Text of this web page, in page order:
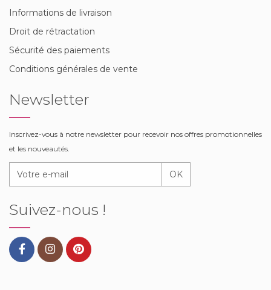
Informations de livraison
Droit de rétractation
Sécurité des paiements
Conditions générales de vente
Newsletter
Inscrivez-vous à notre newsletter pour recevoir nos offres promotionnelles
et les nouveautés.
OK
Suivez-nous !